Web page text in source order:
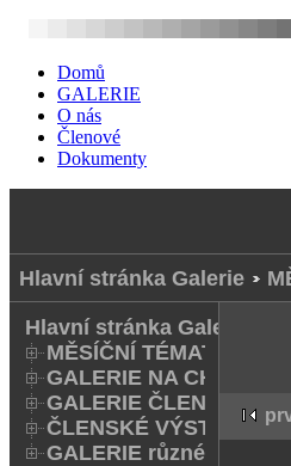
Domů
GALERIE
O nás
Členové
Dokumenty
Hlavní stránka Galerie
Hlavní stránka Galerie
MĚSÍČNÍ TÉMATA
GALERIE NA CHODNÍKU
GALERIE ČLENŮ
ČLENSKÉ VÝSTAVY A
GALERIE různé